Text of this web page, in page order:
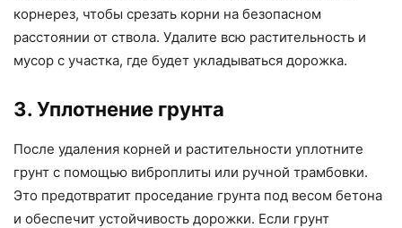
корнерез, чтобы срезать корни на безопасном
расстоянии от ствола. Удалите всю растительность и
мусор с участка, где будет укладываться дорожка.
3. Уплотнение грунта
После удаления корней и растительности уплотните
грунт с помощью виброплиты или ручной трамбовки.
Это предотвратит проседание грунта под весом бетона
и обеспечит устойчивость дорожки. Если грунт